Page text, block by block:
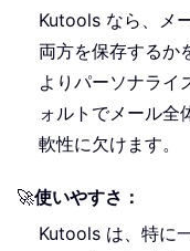
Kutools なら、メ
両方を保存するか
よりパーソナライ
ォルトでメール全
軟性に欠けます。
🚀使いやすさ：
Kutools は、特に